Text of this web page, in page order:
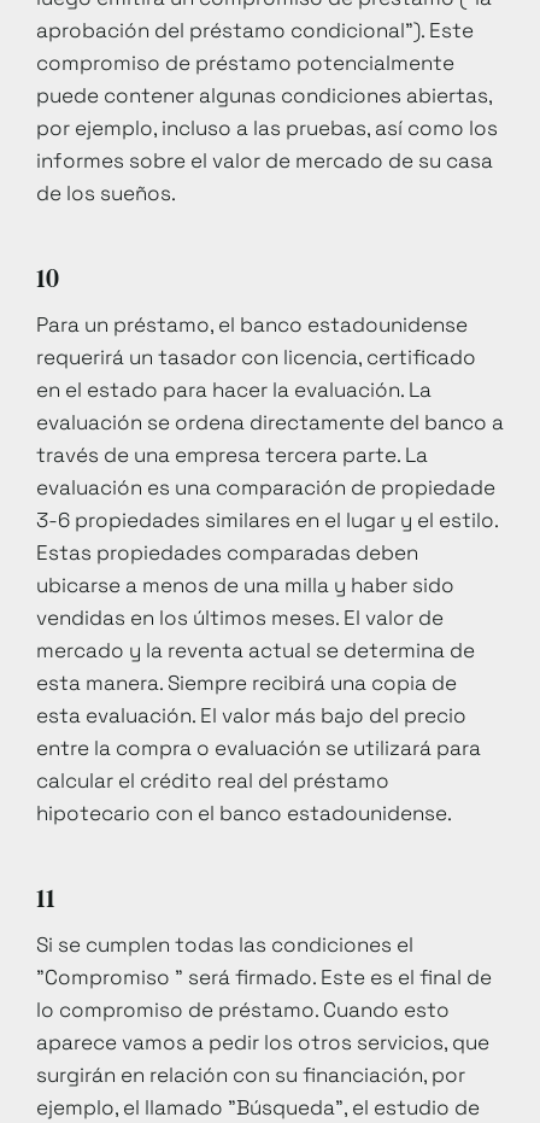
aprobación del préstamo condicional"). Este
compromiso de préstamo potencialmente
puede contener algunas condiciones abiertas,
por ejemplo, incluso a las pruebas, así como los
informes sobre el valor de mercado de su casa
de los sueños.
10
Para un préstamo, el banco estadounidense
requerirá un tasador con licencia, certificado
en el estado para hacer la evaluación. La
evaluación se ordena directamente del banco a
través de una empresa tercera parte. La
evaluación es una comparación de propiedade
3-6 propiedades similares en el lugar y el estilo.
Estas propiedades comparadas deben
ubicarse a menos de una milla y haber sido
vendidas en los últimos meses. El valor de
mercado y la reventa actual se determina de
esta manera. Siempre recibirá una copia de
esta evaluación. El valor más bajo del precio
entre la compra o evaluación se utilizará para
calcular el crédito real del préstamo
hipotecario con el banco estadounidense.
11
Si se cumplen todas las condiciones el
"Compromiso " será firmado. Este es el final de
lo compromiso de préstamo. Cuando esto
aparece vamos a pedir los otros servicios, que
surgirán en relación con su financiación, por
ejemplo, el llamado "Búsqueda", el estudio de